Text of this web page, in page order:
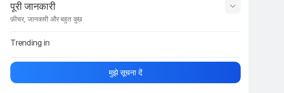
पूरी जानकारी
फ़ीचर, जानकारी और बहुत कुछ
मैन्युफ़ैक्चरर का नाम
Trending in
मुझे सूचना दें